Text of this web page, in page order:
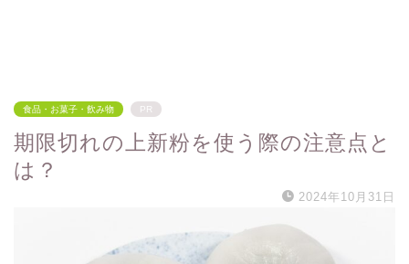
食品・お菓子・飲み物 PR
期限切れの上新粉を使う際の注意点と
は？
2024年10月31日